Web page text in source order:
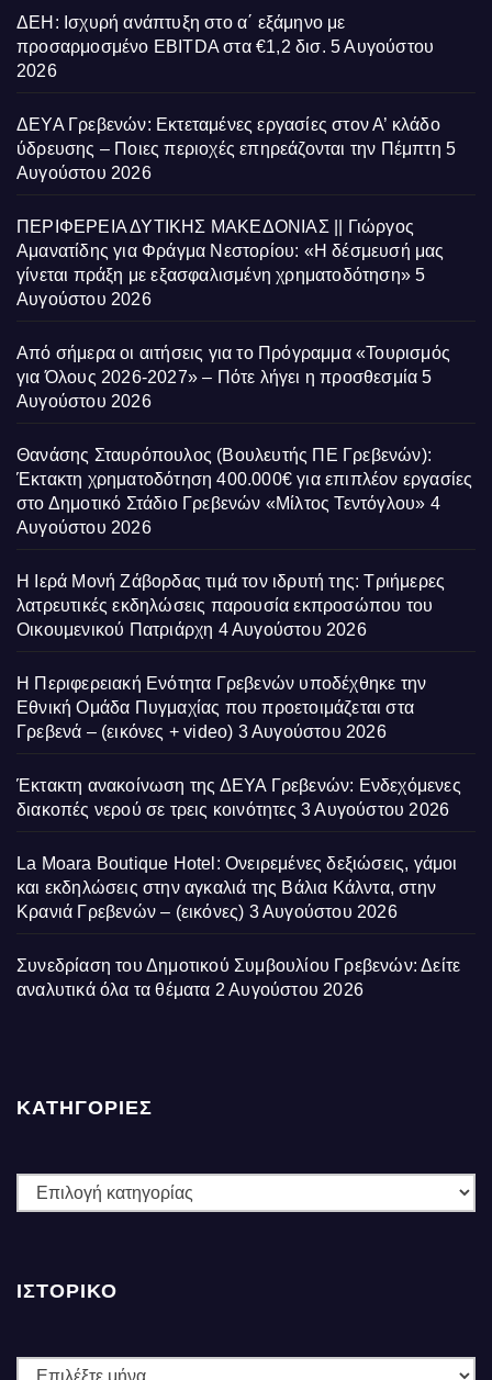
ΔΕΗ: Ισχυρή ανάπτυξη στο α΄ εξάμηνο με
προσαρμοσμένο EBITDA στα €1,2 δισ. 5 Αυγούστου
2026
ΔΕΥΑ Γρεβενών: Εκτεταμένες εργασίες στον Α’ κλάδο
ύδρευσης – Ποιες περιοχές επηρεάζονται την Πέμπτη 5
Αυγούστου 2026
ΠΕΡΙΦΕΡΕΙΑ ΔΥΤΙΚΗΣ ΜΑΚΕΔΟΝΙΑΣ || Γιώργος
Αμανατίδης για Φράγμα Νεστορίου: «Η δέσμευσή μας
γίνεται πράξη με εξασφαλισμένη χρηματοδότηση» 5
Αυγούστου 2026
Από σήμερα οι αιτήσεις για το Πρόγραμμα «Τουρισμός
για Όλους 2026-2027» – Πότε λήγει η προσθεσμία 5
Αυγούστου 2026
Θανάσης Σταυρόπουλος (Βουλευτής ΠΕ Γρεβενών):
Έκτακτη χρηματοδότηση 400.000€ για επιπλέον εργασίες
στο Δημοτικό Στάδιο Γρεβενών «Μίλτος Τεντόγλου» 4
Αυγούστου 2026
Η Ιερά Μονή Ζάβορδας τιμά τον ιδρυτή της: Τριήμερες
λατρευτικές εκδηλώσεις παρουσία εκπροσώπου του
Οικουμενικού Πατριάρχη 4 Αυγούστου 2026
Η Περιφερειακή Ενότητα Γρεβενών υποδέχθηκε την
Εθνική Ομάδα Πυγμαχίας που προετοιμάζεται στα
Γρεβενά – (εικόνες + video) 3 Αυγούστου 2026
Έκτακτη ανακοίνωση της ΔΕΥΑ Γρεβενών: Ενδεχόμενες
διακοπές νερού σε τρεις κοινότητες 3 Αυγούστου 2026
La Moara Boutique Hotel: Ονειρεμένες δεξιώσεις, γάμοι
και εκδηλώσεις στην αγκαλιά της Βάλια Κάλντα, στην
Κρανιά Γρεβενών – (εικόνες) 3 Αυγούστου 2026
Συνεδρίαση του Δημοτικού Συμβουλίου Γρεβενών: Δείτε
αναλυτικά όλα τα θέματα 2 Αυγούστου 2026
ΚΑΤΗΓΟΡΙΕΣ
ΚΑΤΗΓΟΡΙΕΣ
ΙΣΤΟΡΙΚΌ
Ιστορικό